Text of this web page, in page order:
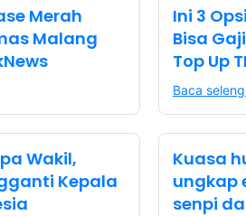
Merah
Malang
Ini 3
Bisa
Top Up
Baca
Wakil,
Kepala
Kuasa
ungkap
senpi